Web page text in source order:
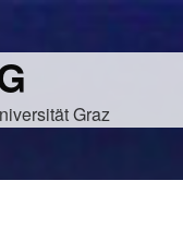
Graz